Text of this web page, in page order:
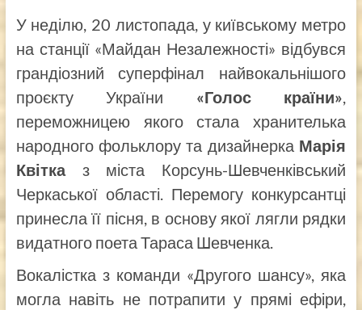
У неділю, 20 листопада, у київському метро
на станції «Майдан Незалежності» відбувся
грандіозний суперфінал найвокальнішого
проєкту України «Голос країни»,
переможницею якого стала хранителька
народного фольклору та дизайнерка Марія
Квітказ міста Корсунь-Шевченківський
Черкаської області. Перемогу конкурсантці
принесла її пісня, в основу якої лягли рядки
видатного поета Тараса Шевченка.
Вокалістка з команди «Другого шансу», яка
могла навіть не потрапити у прямі ефіри,